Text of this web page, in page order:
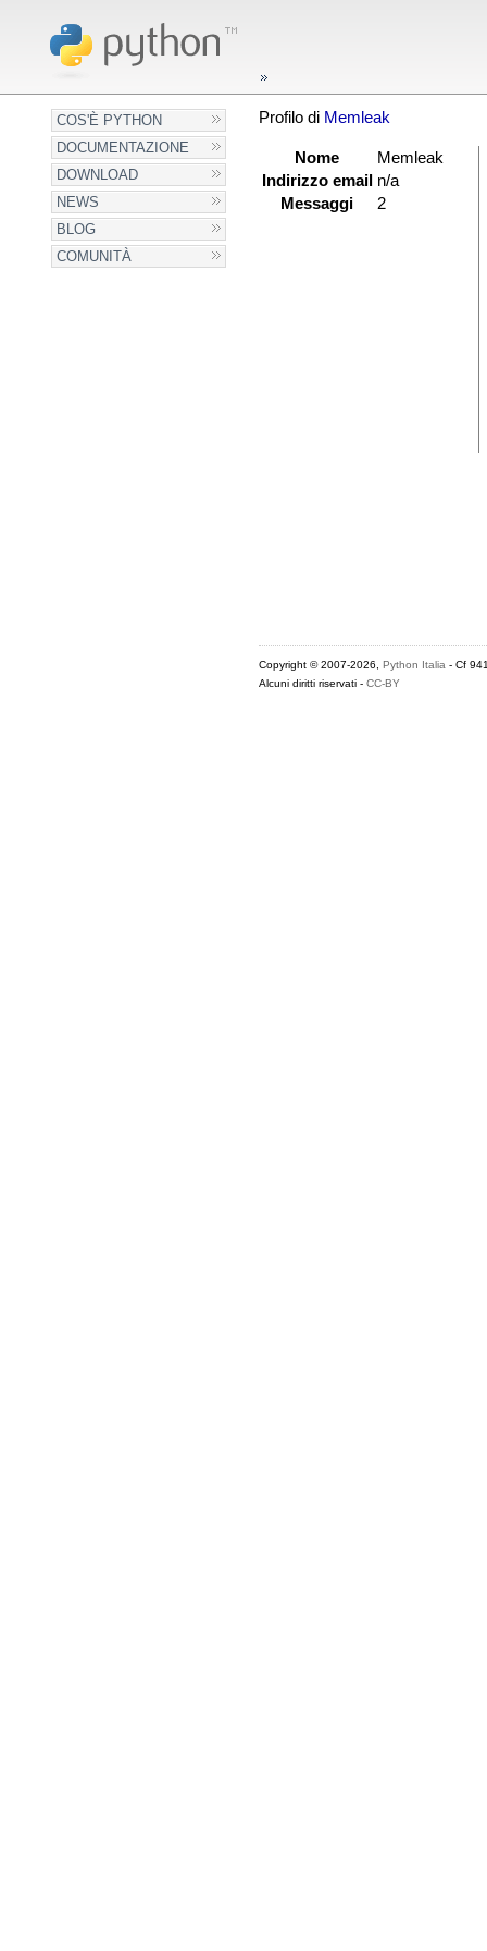
COS'È PYTHON
DOCUMENTAZIONE
DOWNLOAD
NEWS
BLOG
COMUNITÀ
Profilo di Memleak
Nome
Memleak
Indirizzo email n/a
Messaggi
2
Copyright © 2007-2026, Python Italia - Cf
Alcuni diritti riservati - CC-BY